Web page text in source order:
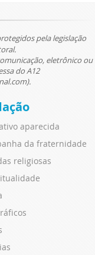
pela legislação
eletrônico ou
do A12
aparecida
da fraternidade
religiosas